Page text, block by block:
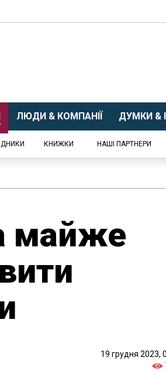
ЛЮДИ & КОМПАНІЇ ДУМКИ &
КНИЖКИ НАШІ ПАРТНЕРИ
майже
19 грудня 2023,